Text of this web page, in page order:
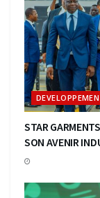
STAR
SON AVENIR